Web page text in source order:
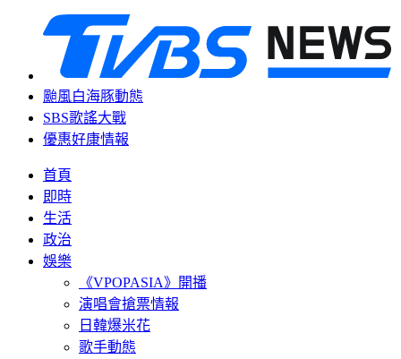
颱風白海豚動態
SBS歌謠大戰
優惠好康情報
首頁
即時
生活
政治
娛樂
《VPOPASIA》開播
演唱會搶票情報
日韓爆米花
歌手動態